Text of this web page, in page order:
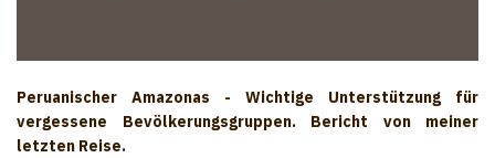
Peruanischer Amazonas - Wichtige Unterstützung für
vergessene Bevölkerungsgruppen. Bericht von meiner
letzten Reise.